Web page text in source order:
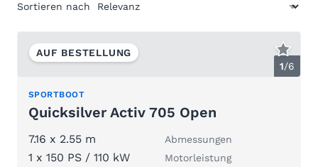
Sortieren nach
1/6
AUF BESTELLUNG
SPORTBOOT
Quicksilver Activ 705 Open
7.16 x 2.55 m Abmessungen
1 x 150 PS / 110 kW Motorleistung